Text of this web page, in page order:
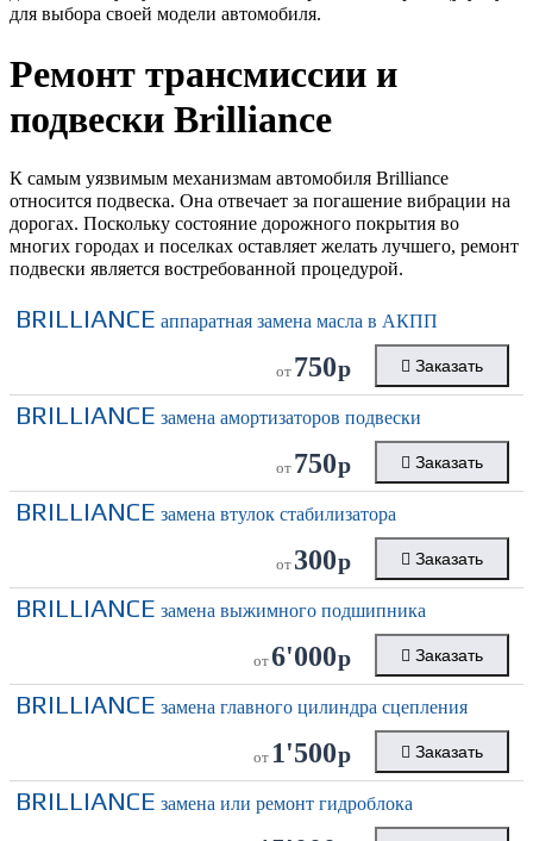
для выбора своей модели автомобиля.
Ремонт трансмиссии и
подвески Brilliance
К самым уязвимым механизмам автомобиля Brilliance
относится подвеска. Она отвечает за погашение вибрации на
дорогах. Поскольку состояние дорожного покрытия во
многих городах и поселках оставляет желать лучшего, ремонт
подвески является востребованной процедурой.
BRILLIANCE аппаратная замена масла в АКПП
от 750р Заказать
BRILLIANCE замена амортизаторов подвески
от 750р Заказать
BRILLIANCE замена втулок стабилизатора
от 300р Заказать
BRILLIANCE замена выжимного подшипника
от6'000р Заказать
BRILLIANCE замена главного цилиндра сцепления
от 1'500р Заказать
BRILLIANCE замена или ремонт гидроблока